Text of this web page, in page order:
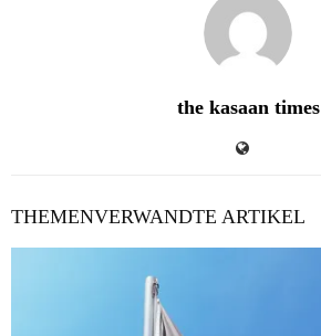
the kasaan times
THEMENVERWANDTE ARTIKEL